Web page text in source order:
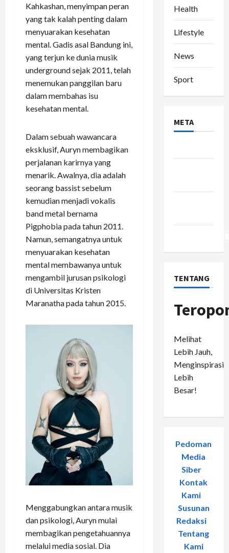
Kahkashan, menyimpan peran
yang tak kalah penting dalam
menyuarakan kesehatan
mental. Gadis asal Bandung ini,
yang terjun ke dunia musik
underground sejak 2011, telah
menemukan panggilan baru
dalam membahas isu
kesehatan mental.
Dalam sebuah wawancara
eksklusif, Auryn membagikan
perjalanan karirnya yang
menarik. Awalnya, dia adalah
seorang bassist sebelum
kemudian menjadi vokalis
band metal bernama
Pigphobia pada tahun 2011.
Namun, semangatnya untuk
menyuarakan kesehatan
mental membawanya untuk
mengambil jurusan psikologi
di Universitas Kristen
Maranatha pada tahun 2015.
Menggabungkan antara musik
dan psikologi, Auryn mulai
membagikan pengetahuannya
melalui media sosial. Dia
Health
Lifestyle
News
Sport
META
TENTANG
Melihat
Lebih Jauh,
Menginspirasi
Lebih
Besar!
Pedoman
Media
Siber-
Kontak
Kami
Susunan
Redaksi-
Tentang
Kami